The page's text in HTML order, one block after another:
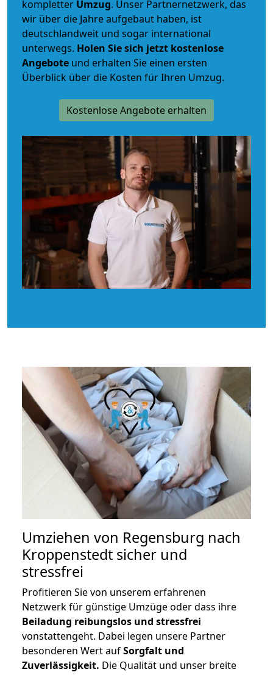
kompletter Umzug. Unser Partnernetzwerk, das
wir über die Jahre aufgebaut haben, ist
deutschlandweit und sogar international
unterwegs. Holen Sie sich jetzt kostenlose
Angebote und erhalten Sie einen ersten
Überblick über die Kosten für Ihren Umzug.
Kostenlose Angebote erhalten
Umziehen von Regensburg nach
Kroppenstedt sicher und
stressfrei
Profitieren Sie von unserem erfahrenen
Netzwerk für günstige Umzüge oder dass ihre
Beiladung reibungslos und stressfrei
vonstattengeht. Dabei legen unsere Partner
besonderen Wert aufSorgfalt und
Zuverlässigkeit. Die Qualität und unser breite